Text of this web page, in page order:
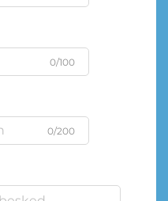
0/100
0/200